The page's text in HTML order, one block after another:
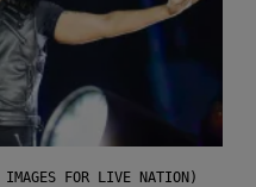
IMAGES FOR LIVE NATION)